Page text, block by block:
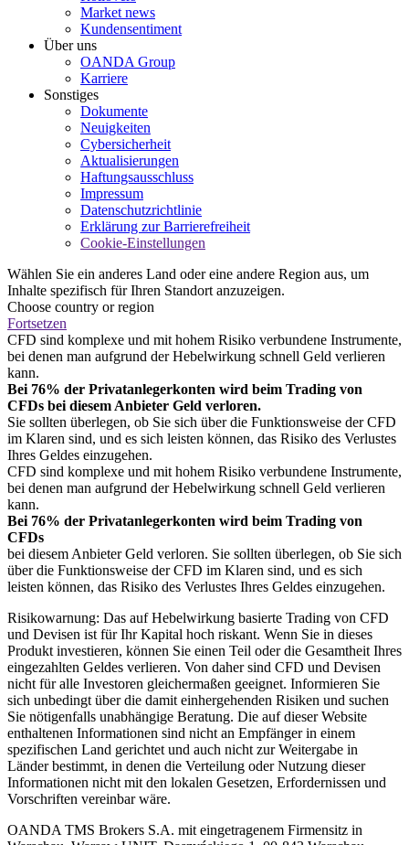
Market news
Kundensentiment
Über uns
OANDA Group
Karriere
Sonstiges
Dokumente
Neuigkeiten
Cybersicherheit
Aktualisierungen
Haftungsausschluss
Impressum
Datenschutzrichtlinie
Erklärung zur Barrierefreiheit
Cookie-Einstellungen
Wählen Sie ein anderes Land oder eine andere Region aus, um
Inhalte spezifisch für Ihren Standort anzuzeigen.
Choose country or region
Fortsetzen
CFD sind komplexe und mit hohem Risiko verbundene Instrumente,
bei denen man aufgrund der Hebelwirkung schnell Geld verlieren
kann.
Bei 76% der Privatanlegerkonten wird beim Trading von
CFDs bei diesem Anbieter Geld verloren.
Sie sollten überlegen, ob Sie sich über die Funktionsweise der CFD
im Klaren sind, und es sich leisten können, das Risiko des Verlustes
Ihres Geldes einzugehen.
CFD sind komplexe und mit hohem Risiko verbundene Instrumente,
bei denen man aufgrund der Hebelwirkung schnell Geld verlieren
kann.
Bei 76% der Privatanlegerkonten wird beim Trading von
CFDs
bei diesem Anbieter Geld verloren. Sie sollten überlegen, ob Sie sich
über die Funktionsweise der CFD im Klaren sind, und es sich
leisten können, das Risiko des Verlustes Ihres Geldes einzugehen.
Risikowarnung: Das auf Hebelwirkung basierte Trading von CFD
und Devisen ist für Ihr Kapital hoch riskant. Wenn Sie in dieses
Produkt investieren, können Sie einen Teil oder die Gesamtheit Ihres
eingezahlten Geldes verlieren. Von daher sind CFD und Devisen
nicht für alle Investoren gleichermaßen geeignet. Informieren Sie
sich unbedingt über die damit einhergehenden Risiken und suchen
Sie nötigenfalls unabhängige Beratung. Die auf dieser Website
enthaltenen Informationen sind nicht an Empfänger in einem
spezifischen Land gerichtet und auch nicht zur Weitergabe in
Länder bestimmt, in denen die Verteilung oder Nutzung dieser
Informationen nicht mit den lokalen Gesetzen, Erfordernissen und
Vorschriften vereinbar wäre.
OANDA TMS Brokers S.A. mit eingetragenem Firmensitz in